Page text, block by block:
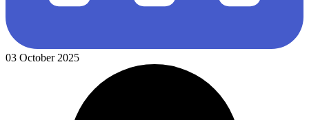
03 October 2025